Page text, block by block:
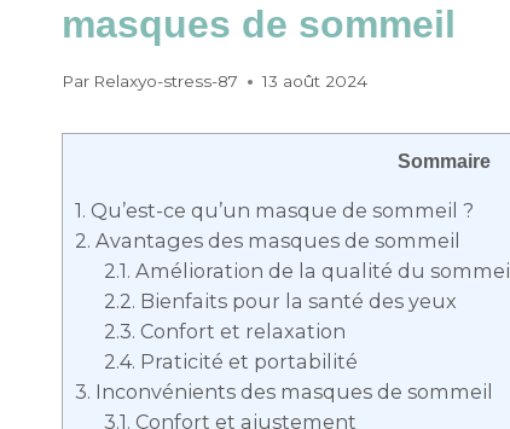
masques de sommeil
Par Relaxyo-stress-87 13 août 2024
Sommaire
1. Qu’est-ce qu’un masque de sommeil ?
2. Avantages des masques de sommeil
2.1. Amélioration de la qualité du sommeil
2.2. Bienfaits pour la santé des yeux
2.3. Confort et relaxation
2.4. Praticité et portabilité
3. Inconvénients des masques de sommeil
3.1. Confort et ajustement